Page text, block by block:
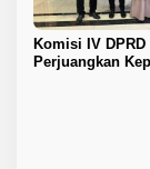
Komisi IV
Perjuangkan